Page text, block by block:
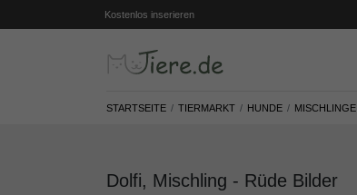
Kostenlos inserieren
STARTSEITE TIERMARKT HUNDE MISCHLINGE
Dolfi, Mischling - Rüde Bilder